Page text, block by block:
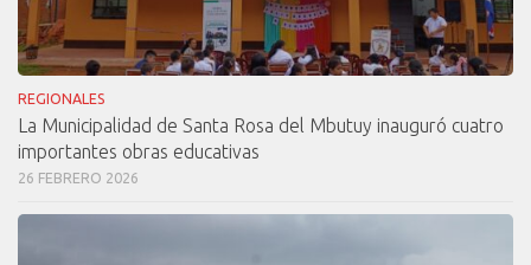
REGIONALES
La Municipalidad de Santa Rosa del Mbutuy inauguró cuatro
importantes obras educativas
26 FEBRERO 2026